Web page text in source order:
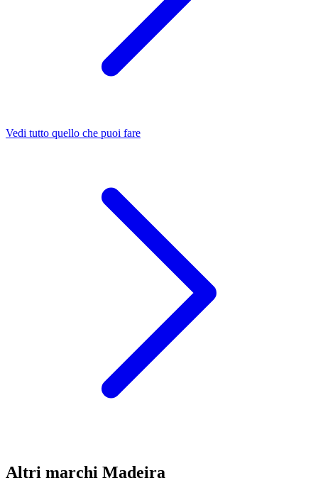
Vedi tutto quello che puoi fare
Altri marchi Madeira